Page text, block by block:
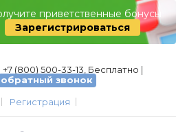
приветственные бонусы
Зарегистрироваться
+7 (800) 500-33-13, Бесплатно |
обратный звонок
Регистрация